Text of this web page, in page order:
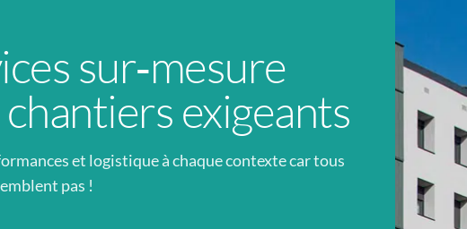
sur‑mesure
exigeants
et logistique à chaque contexte car tous
pas !